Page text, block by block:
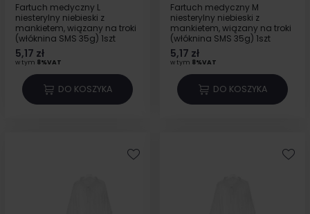
Fartuch medyczny L
niesterylny niebieski z
mankietem, wiązany na troki
(włóknina SMS 35g) 1szt
5,17 zł
w tym 8%VAT
DO KOSZYKA
Fartuch medyczny M
niesterylny niebieski z
mankietem, wiązany na troki
(włóknina SMS 35g) 1szt
5,17 zł
w tym 8%VAT
DO KOSZYKA